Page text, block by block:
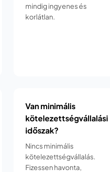
mindig ingyenes és
korlátlan.
Van minimális
kötelezettségvállalási
időszak?
Nincs minimális
kötelezettségvállalás.
Fizessen havonta,